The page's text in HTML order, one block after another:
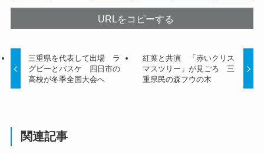
URLをコピーする
三重県を代表して出場 ラ
グビーとバスケ 四日市の
高校が冬季全国大会へ
紅葉と共演 「赤いクリス
マスツリー」が見ごろ 三
重県民の森フウの木
関連記事